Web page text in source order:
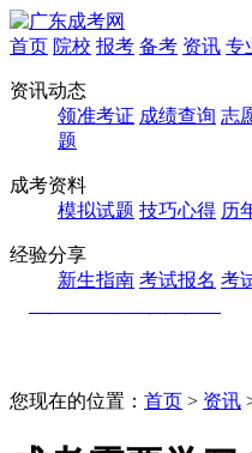
首页 院校 报考 备考 资讯 专
资讯动态
领准考证 成绩查询 志
题
成考资料
模拟试题 技巧心得 历
经验分享
新生指南 考试报名 考
您现在的位置： 首页 > 资讯